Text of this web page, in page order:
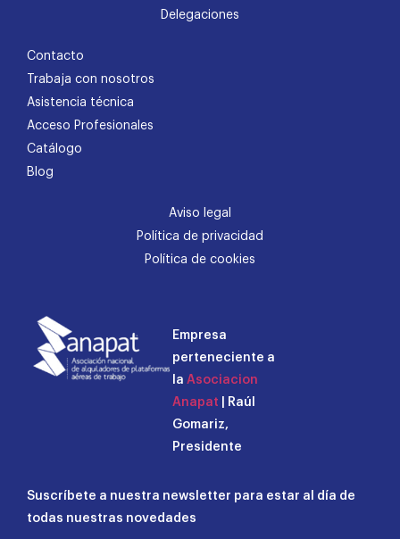
Delegaciones
Contacto
Trabaja con nosotros
Asistencia técnica
Acceso Profesionales
Catálogo
Blog
Aviso legal
Política de privacidad
Política de cookies
Empresa
perteneciente a
la Asociacion
Anapat | Raúl
Gomariz,
Presidente
Suscríbete a nuestra newsletter para estar al día de
todas nuestras novedades